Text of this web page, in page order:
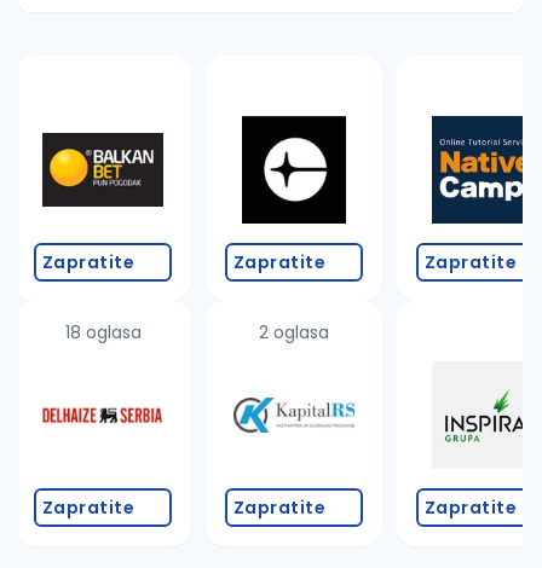
Takođe možete da:
proverite pravopisne greške (koristite č, ć, š, đ,
povećajte radijus za odabrani grad
promenite odabrane filtere pretrage
Zapratite
18 oglasa
Zapratite
Zapratite
2 oglasa
Zapratite
Zapratite
Zapratite